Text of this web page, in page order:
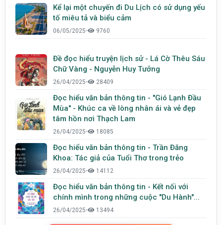
Kể lại một chuyến đi Du Lịch có sử dụng yếu
tố miêu tả và biểu cảm
06/05/2025• 9760
Đề đọc hiểu truyện lịch sử - Lá Cờ Thêu Sáu
Chữ Vàng - Nguyễn Huy Tưởng
26/04/2025• 28409
Đọc hiểu văn bản thông tin - "Gió Lạnh Đầu
Mùa" - Khúc ca về lòng nhân ái và vẻ đẹp
tâm hồn nơi Thạch Lam
26/04/2025• 18085
Đọc hiểu văn bản thông tin - Trần Đăng
Khoa: Tác giả của Tuổi Thơ trong trẻo
26/04/2025• 14112
Đọc hiểu văn bản thông tin - Kết nối với
chính mình trong những cuộc "Du Hành"...
26/04/2025• 13494